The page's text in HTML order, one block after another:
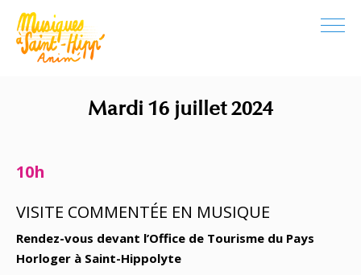
Mardi 16 juillet 2024
10h
VISITE COMMENTÉE EN MUSIQUE
Rendez-vous devant l’Office de Tourisme du Pays
Horloger à Saint-Hippolyte